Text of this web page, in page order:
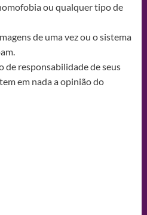
ou qualquer tipo de
de uma vez ou o sistema
de responsabilidade de seus
em nada a opinião do